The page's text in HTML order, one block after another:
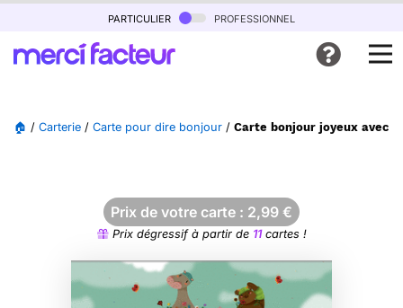
particulier professionnel
🏠 / Carterie / Carte pour dire bonjour / Carte bonjour joyeux avec
Prix de votre carte : 2,99 €
Prix dégressif à partir de 11cartes !